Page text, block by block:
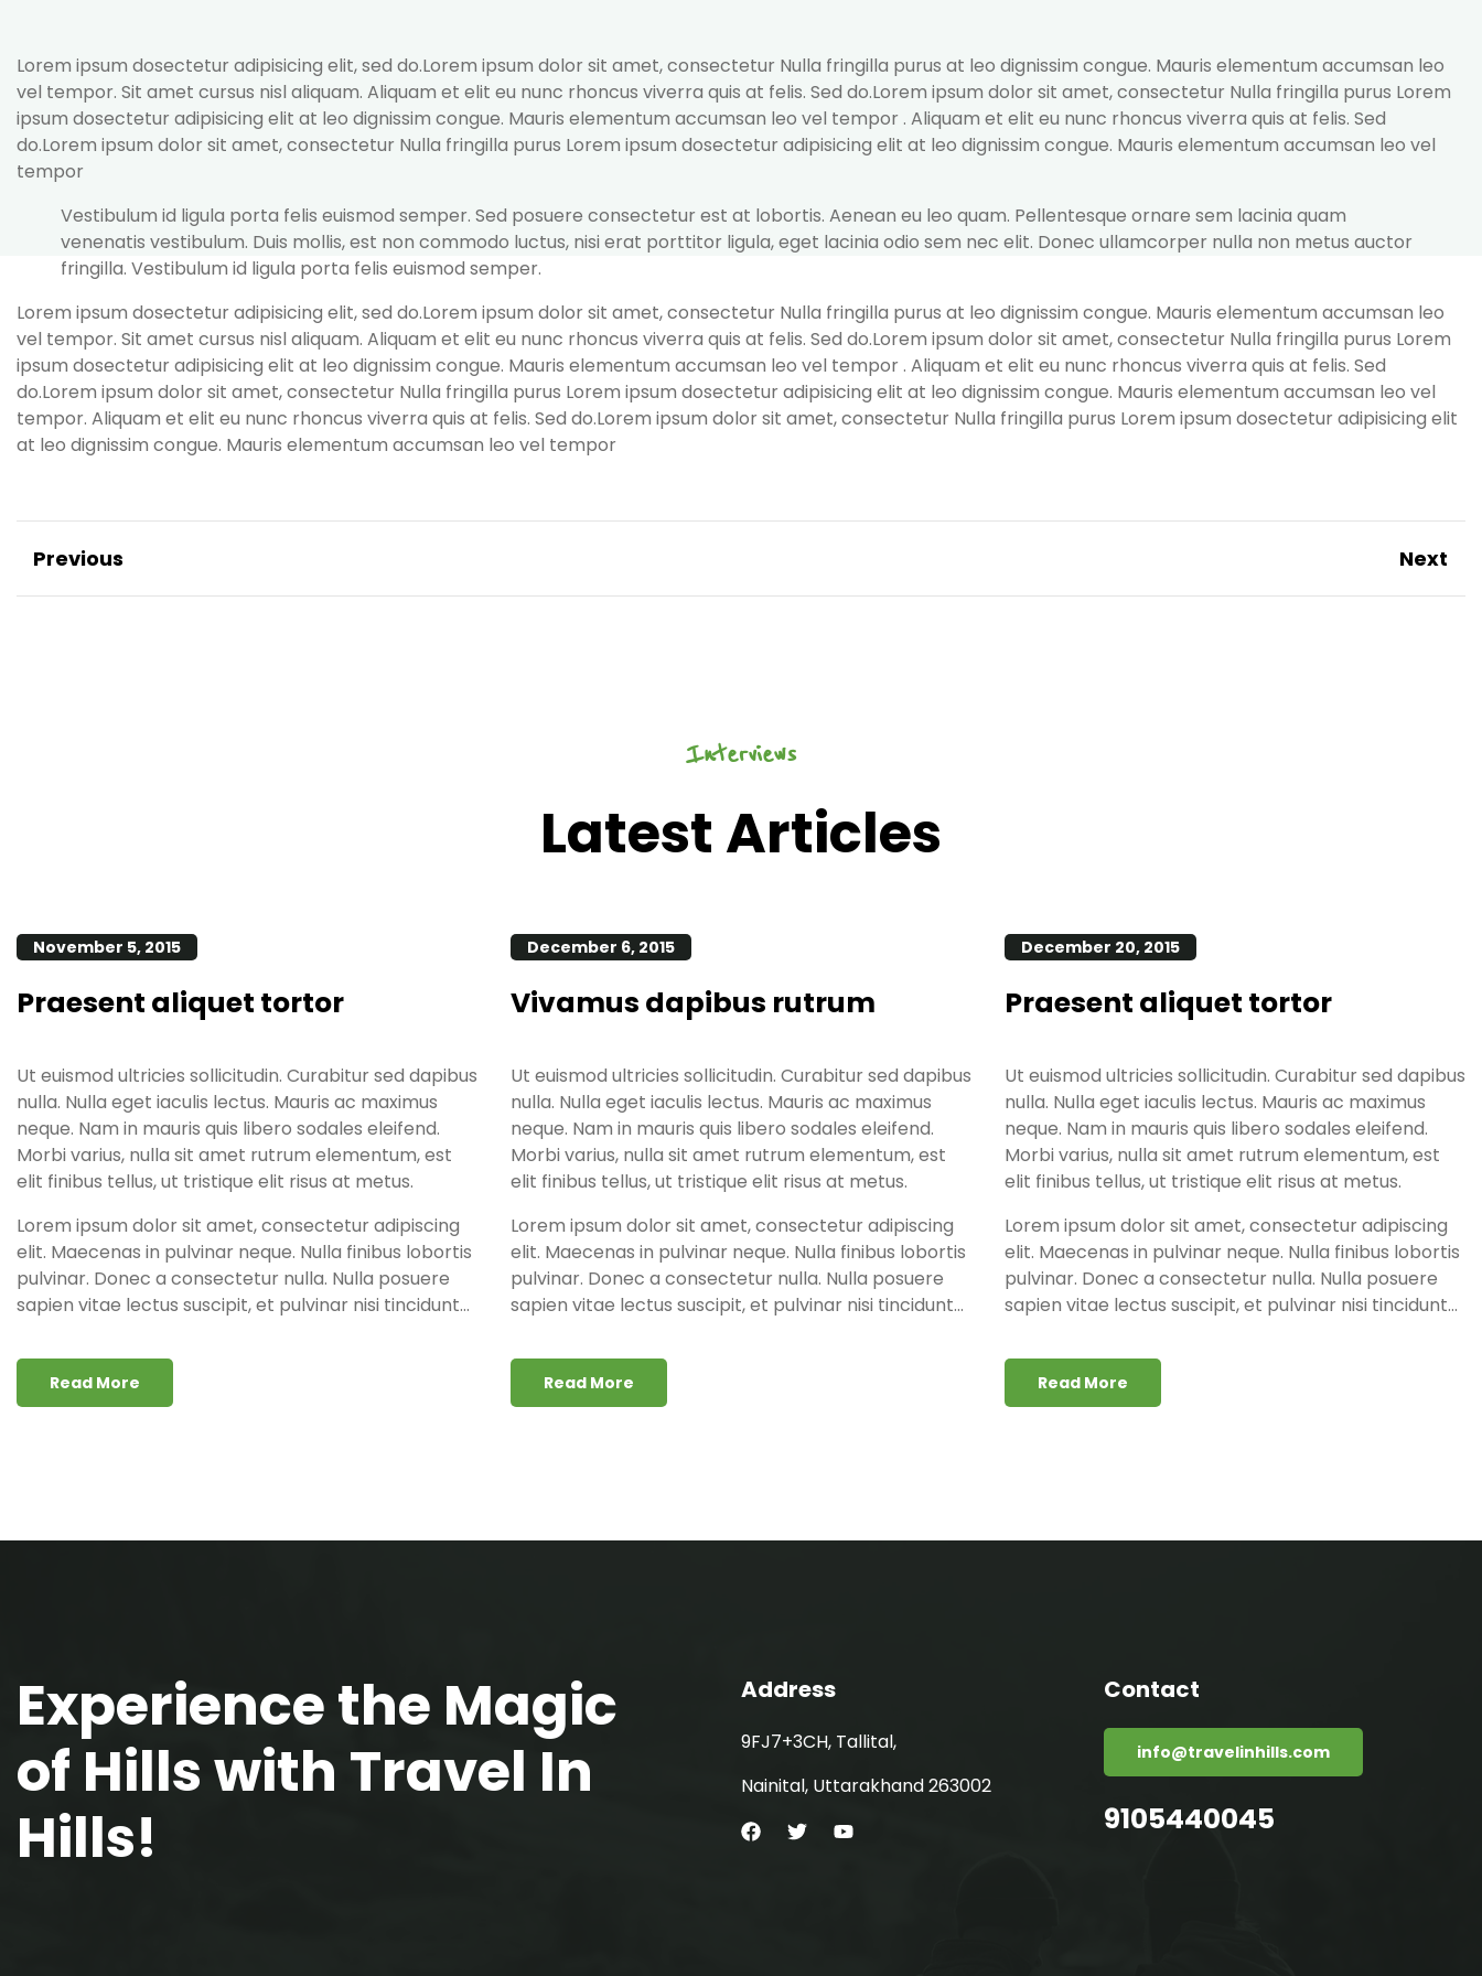
Lorem ipsum dosectetur adipisicing elit, sed do.Lorem ipsum dolor sit amet, consectetur Nulla fringilla purus at leo dignissim congue. Mauris elementum accumsan leo
vel tempor. Sit amet cursus nisl aliquam. Aliquam et elit eu nunc rhoncus viverra quis at felis. Sed do.Lorem ipsum dolor sit amet, consectetur Nulla fringilla purus Lorem
ipsum dosectetur adipisicing elit at leo dignissim congue. Mauris elementum accumsan leo vel tempor . Aliquam et elit eu nunc rhoncus viverra quis at felis. Sed
do.Lorem ipsum dolor sit amet, consectetur Nulla fringilla purus Lorem ipsum dosectetur adipisicing elit at leo dignissim congue. Mauris elementum accumsan leo vel
tempor
Vestibulum id ligula porta felis euismod semper. Sed posuere consectetur est at lobortis. Aenean eu leo quam. Pellentesque ornare sem lacinia quam
venenatis vestibulum. Duis mollis, est non commodo luctus, nisi erat porttitor ligula, eget lacinia odio sem nec elit. Donec ullamcorper nulla non metus auctor
fringilla. Vestibulum id ligula porta felis euismod semper.
Lorem ipsum dosectetur adipisicing elit, sed do.Lorem ipsum dolor sit amet, consectetur Nulla fringilla purus at leo dignissim congue. Mauris elementum accumsan leo
vel tempor. Sit amet cursus nisl aliquam. Aliquam et elit eu nunc rhoncus viverra quis at felis. Sed do.Lorem ipsum dolor sit amet, consectetur Nulla fringilla purus Lorem
ipsum dosectetur adipisicing elit at leo dignissim congue. Mauris elementum accumsan leo vel tempor . Aliquam et elit eu nunc rhoncus viverra quis at felis. Sed
do.Lorem ipsum dolor sit amet, consectetur Nulla fringilla purus Lorem ipsum dosectetur adipisicing elit at leo dignissim congue. Mauris elementum accumsan leo vel
tempor. Aliquam et elit eu nunc rhoncus viverra quis at felis. Sed do.Lorem ipsum dolor sit amet, consectetur Nulla fringilla purus Lorem ipsum dosectetur adipisicing elit
at leo dignissim congue. Mauris elementum accumsan leo vel tempor
Previous Next
Interviews
Latest Articles
November 5, 2015
Praesent aliquet tortor
Ut euismod ultricies sollicitudin. Curabitur sed dapibus
nulla. Nulla eget iaculis lectus. Mauris ac maximus
neque. Nam in mauris quis libero sodales eleifend.
Morbi varius, nulla sit amet rutrum elementum, est
elit finibus tellus, ut tristique elit risus at metus.
Lorem ipsum dolor sit amet, consectetur adipiscing
elit. Maecenas in pulvinar neque. Nulla finibus lobortis
pulvinar. Donec a consectetur nulla. Nulla posuere
sapien vitae lectus suscipit, et pulvinar nisi tincidunt...
Read More
December 6, 2015
Vivamus dapibus rutrum
Ut euismod ultricies sollicitudin. Curabitur sed dapibus
nulla. Nulla eget iaculis lectus. Mauris ac maximus
neque. Nam in mauris quis libero sodales eleifend.
Morbi varius, nulla sit amet rutrum elementum, est
elit finibus tellus, ut tristique elit risus at metus.
Lorem ipsum dolor sit amet, consectetur adipiscing
elit. Maecenas in pulvinar neque. Nulla finibus lobortis
pulvinar. Donec a consectetur nulla. Nulla posuere
sapien vitae lectus suscipit, et pulvinar nisi tincidunt...
Read More
December 20, 2015
Praesent aliquet tortor
Ut euismod ultricies sollicitudin. Curabitur sed dapibus
nulla. Nulla eget iaculis lectus. Mauris ac maximus
neque. Nam in mauris quis libero sodales eleifend.
Morbi varius, nulla sit amet rutrum elementum, est
elit finibus tellus, ut tristique elit risus at metus.
Lorem ipsum dolor sit amet, consectetur adipiscing
elit. Maecenas in pulvinar neque. Nulla finibus lobortis
pulvinar. Donec a consectetur nulla. Nulla posuere
sapien vitae lectus suscipit, et pulvinar nisi tincidunt...
Read More
Experience the Magic
of Hills with Travel In
Hills!
Address
9FJ7+3CH, Tallital,
Nainital, Uttarakhand 263002
Contact
info@travelinhills.com
9105440045